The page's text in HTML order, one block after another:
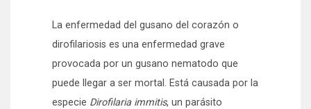
La enfermedad del gusano del corazón o
dirofilariosis es una enfermedad grave
provocada por un gusano nematodo que
puede llegar a ser mortal. Está causada por la
especie Dirofilaria immitis, un parásito